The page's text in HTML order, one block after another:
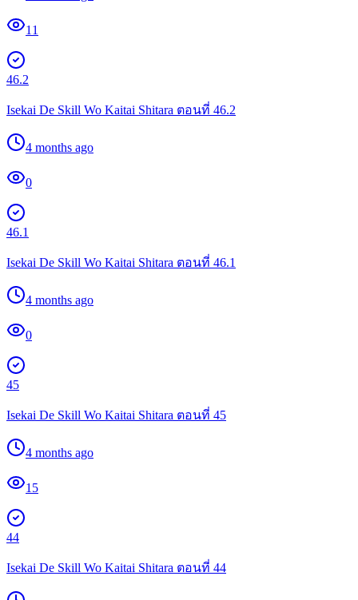
11
46.2
Isekai De Skill Wo Kaitai Shitara ตอนที่ 46.2
4 months ago
0
46.1
Isekai De Skill Wo Kaitai Shitara ตอนที่ 46.1
4 months ago
0
45
Isekai De Skill Wo Kaitai Shitara ตอนที่ 45
4 months ago
15
44
Isekai De Skill Wo Kaitai Shitara ตอนที่ 44